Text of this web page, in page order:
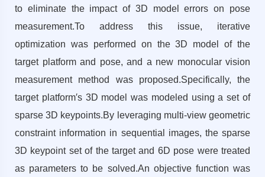
to eliminate the impact of 3D model errors on pose
measurement.To address this issue, iterative
optimization was performed on the 3D model of the
target platform and pose, and a new monocular vision
measurement method was proposed.Specifically, the
target platform′s 3D model was modeled using a set of
sparse 3D keypoints.By leveraging multi-view geometric
constraint information in sequential images, the sparse
3D keypoint set of the target and 6D pose were treated
as parameters to be solved.An objective function was